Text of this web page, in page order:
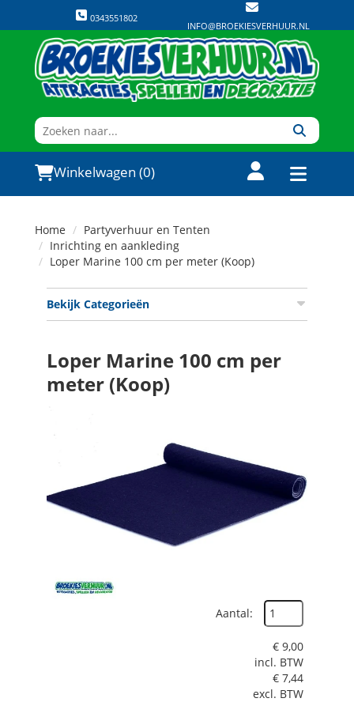
0343551802
INFO@BROEKIESVERHUUR.NL
Winkelwagen (0)
Home
Partyverhuur en Tenten
Inrichting en aankleding
Loper Marine 100 cm per meter (Koop)
Bekijk Categorieën
Loper Marine 100 cm per
meter (Koop)
Aantal:
€ 9,00
incl. BTW
€ 7,44
excl. BTW